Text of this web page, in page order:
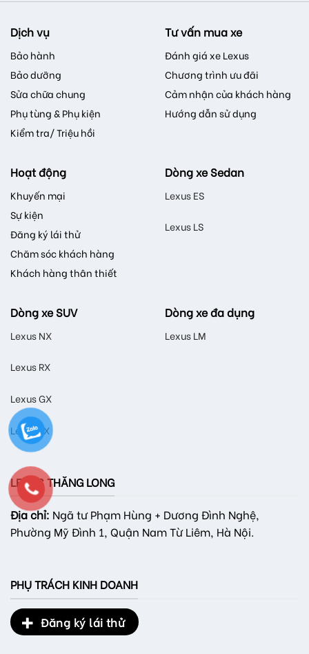
Dịch vụ
Bảo hành
Bảo dưỡng
Sửa chữa chung
Phụ tùng & Phụ kiện
Kiểm tra/ Triệu hồi
Tư vấn mua xe
Đánh giá xe Lexus
Chương trình ưu đãi
Cảm nhận của khách hàng
Hướng dẫn sử dụng
Hoạt động
Khuyến mại
Sự kiện
Đăng ký lái thử
Chăm sóc khách hàng
Khách hàng thân thiết
Dòng xe Sedan
Lexus ES
Lexus LS
Dòng xe SUV
Lexus NX
Lexus RX
Lexus GX
Lexus LX
Dòng xe đa dụng
Lexus LM
LEXUS THĂNG LONG
Địa chỉ: Ngã tư Phạm Hùng + Dương Đình Nghệ,
Phường Mỹ Đình 1, Quận Nam Từ Liêm, Hà Nội.
PHỤ TRÁCH KINH DOANH
Đăng ký lái thử